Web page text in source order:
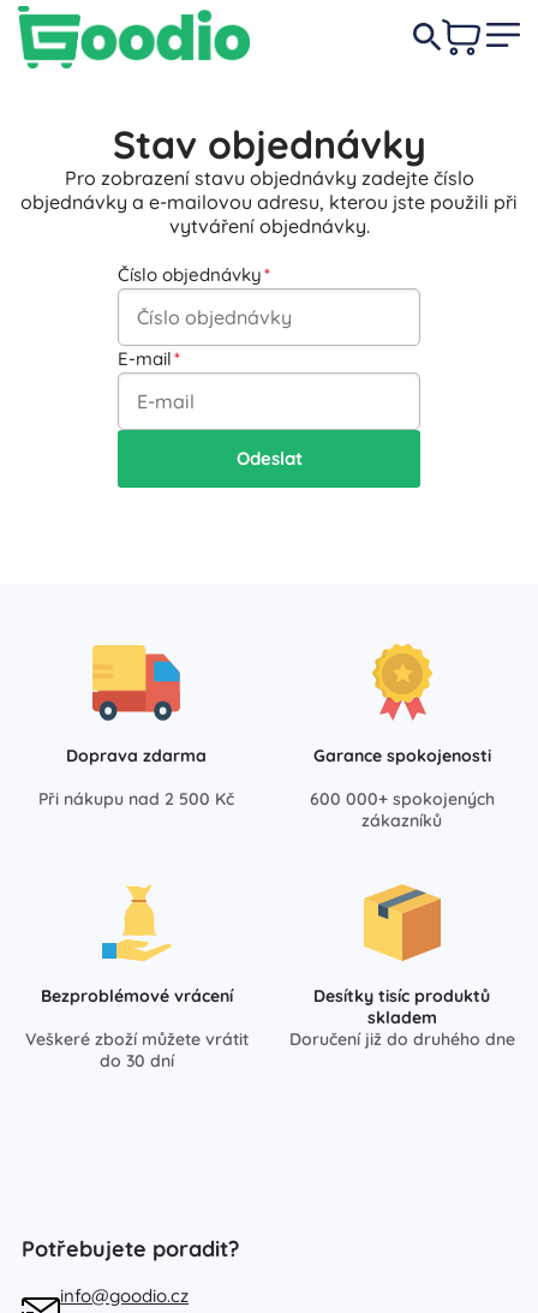
Stav objednávky
Pro zobrazení stavu objednávky zadejte číslo
objednávky a e-mailovou adresu, kterou jste použili při
vytváření objednávky.
Číslo objednávky
E-mail
Odeslat
Doprava zdarma
Při nákupu nad 2 500 Kč
Garance spokojenosti
600 000+ spokojených
zákazníků
Bezproblémové vrácení
Veškeré zboží můžete vrátit
do 30 dní
Desítky tisíc produktů
skladem
Doručení již do druhého dne
Potřebujete poradit?
info@goodio.cz